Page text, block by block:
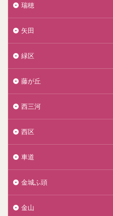
瑞穂
矢田
緑区
藤が丘
西三河
西区
車道
金城ふ頭
金山